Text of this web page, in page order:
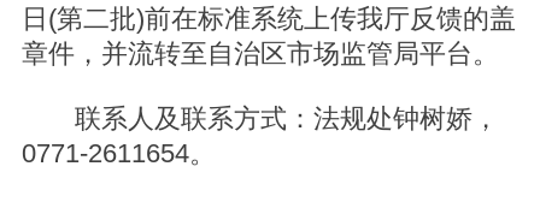
日(第二批)前在标准系统上传我厅反馈的盖
章件，并流转至自治区市场监管局平台。
联系人及联系方式：法规处钟树娇，
0771-2611654。